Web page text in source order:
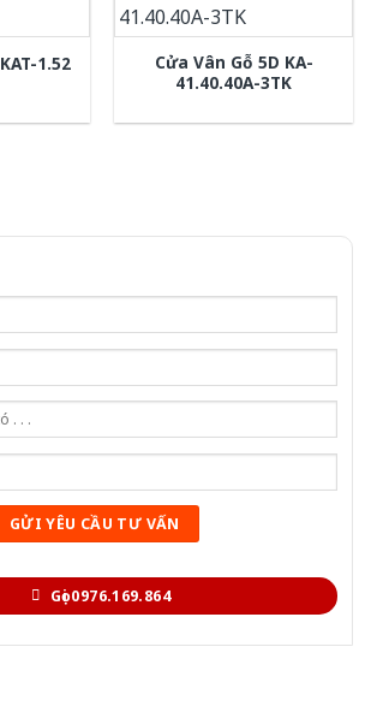
1.52
Cửa Vân Gỗ 5D KA-
41.40.40A-3TK
Gọi 0976.169.864